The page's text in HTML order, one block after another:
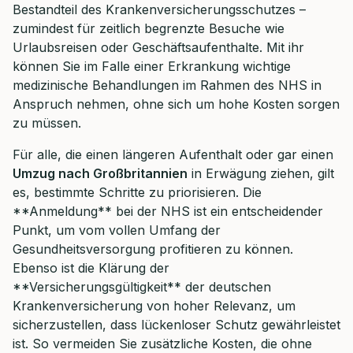
Bestandteil des Krankenversicherungsschutzes –
zumindest für zeitlich begrenzte Besuche wie
Urlaubsreisen oder Geschäftsaufenthalte. Mit ihr
können Sie im Falle einer Erkrankung wichtige
medizinische Behandlungen im Rahmen des NHS in
Anspruch nehmen, ohne sich um hohe Kosten sorgen
zu müssen.
Für alle, die einen längeren Aufenthalt oder gar einen
Umzug nach Großbritannien in Erwägung ziehen, gilt
es, bestimmte Schritte zu priorisieren. Die
**Anmeldung** bei der NHS ist ein entscheidender
Punkt, um vom vollen Umfang der
Gesundheitsversorgung profitieren zu können.
Ebenso ist die Klärung der
**Versicherungsgültigkeit** der deutschen
Krankenversicherung von hoher Relevanz, um
sicherzustellen, dass lückenloser Schutz gewährleistet
ist. So vermeiden Sie zusätzliche Kosten, die ohne